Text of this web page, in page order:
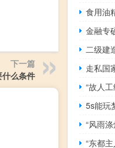
下一篇
么条件
食用油
金融专
二级建
“故人
5s能玩
“风雨
“东都